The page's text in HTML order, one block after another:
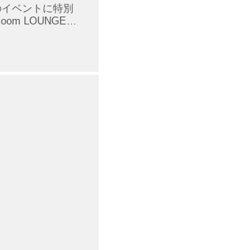
ベントに特別
LOUNGE」